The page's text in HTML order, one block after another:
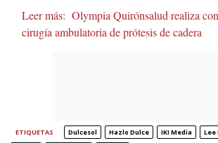
Leer más: Olympia Quirónsalud realiza
cirugía ambulatoria de prótesis de cadera
ETIQUETAS Dulcesol Hazlo Dulce IKI Media Lee